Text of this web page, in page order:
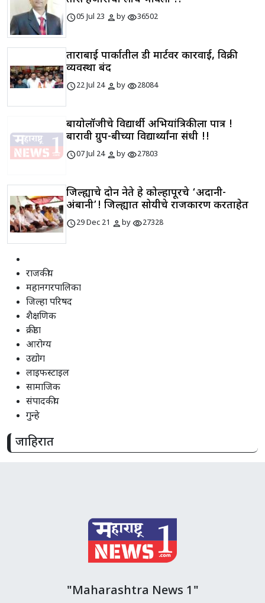
schedule05 Jul 23 personbyvisibility36502
ताराबाई पार्कातील डी मार्टवर कारवाई, विक्री
व्यवस्था बंद
schedule22 Jul 24 personbyvisibility28084
बायोलॉजीचे विद्यार्थी अभियांत्रिकीला पात्र !
बारावी ग्रुप-बीच्या विद्यार्थ्यांना संधी !!
schedule07 Jul 24 personbyvisibility27803
जिल्ह्याचे दोन नेते हे कोल्हापूरचे ‘अदानी-
अंबानी’! जिल्ह्यात सोयीचे राजकारण करताहेत
schedule29 Dec 21 personbyvisibility27328
राजकीय
महानगरपालिका
जिल्हा परिषद
शैक्षणिक
क्रीडा
आरोग्य
उद्योग
लाइफस्टाइल
सामाजिक
संपादकीय
गुन्हे
जाहिरात
"Maharashtra News 1"